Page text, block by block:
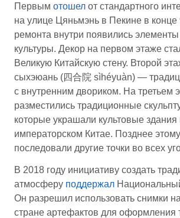
Первым отошел от стандартного
на улице Цяньмэнь в Пекине в конце
ремонта внутри появились элементы
культуры. Декор на первом этаже
Великую Китайскую стену. Второй
сыхэюань (四合院 sìhéyuàn) —
с внутренним двориком. На третьем
разместились традиционные
которые украшали культовые здания
императорском Китае. Позднее
последовали другие точки во всех
В 2018 году инициативу создать
атмосферу поддержал
Он разрешил использовать снимки
стране артефактов для оформления